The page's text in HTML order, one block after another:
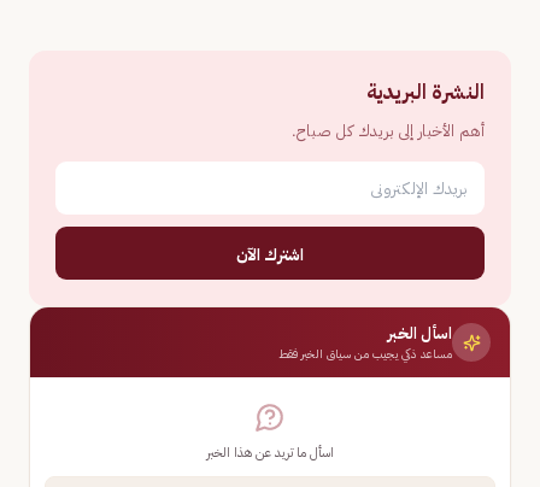
النشرة البريدية
أهم الأخبار إلى بريدك كل صباح.
اشترك الآن
اسأل الخبر
مساعد ذكي يجيب من سياق الخبر فقط
اسأل ما تريد عن هذا الخبر